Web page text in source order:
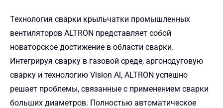
Технология сварки крыльчатки промышленных
вентиляторов ALTRON представляет собой
новаторское достижение в области сварки.
Интегрируя сварку в газовой среде, аргонодуговую
сварку и технологию Vision Al, ALTRON успешно
решает проблемы, связанные с применением сварки
больших диаметров. Полностью автоматическое